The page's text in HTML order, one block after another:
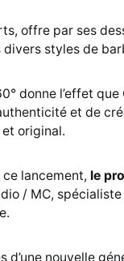
offre par ses
styles de
donne l’effet
et de
original.
ce lancement, le
/ MC,
nouvelle